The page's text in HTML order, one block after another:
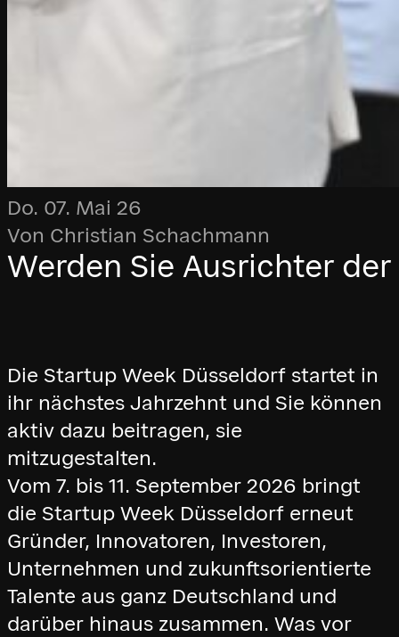
Do. 07. Mai 26
Von Christian Schachmann
Werden Sie Ausrichter
Die Startup Week Düsseldorf startet in
ihr nächstes Jahrzehnt und Sie können
aktiv dazu beitragen, sie
mitzugestalten.
Vom 7. bis 11. September 2026 bringt
die Startup Week Düsseldorf erneut
Gründer, Innovatoren, Investoren,
Unternehmen und zukunftsorientierte
Talente aus ganz Deutschland und
darüber hinaus zusammen. Was vor